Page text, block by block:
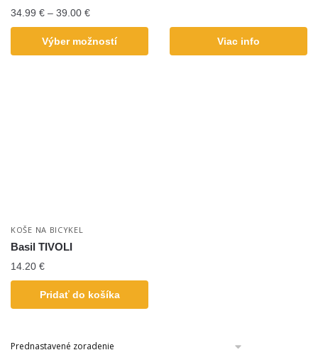
34.99 € – 39.00 €
Výber možností Viac info
KOŠE NA BICYKEL
Basil TIVOLI
14.20 €
Pridať do košíka